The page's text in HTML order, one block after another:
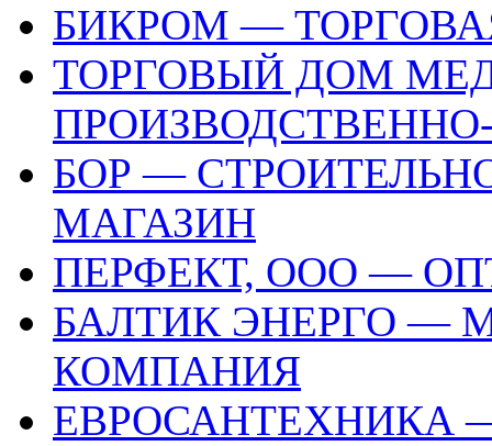
БИКРОМ —
ТОРГОВЫЙ ДОМ
БОР —
МАГАЗИН
ПЕРФЕКТ, ООО —
БАЛТИК ЭНЕРГО —
КОМПАНИЯ
ЕВРОСАНТЕХНИКА